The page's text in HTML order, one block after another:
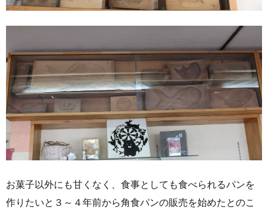
お菓子以外にも甘くなく、食事としても食べられるパンを
作りたいと３～４年前から角食パンの販売を始めたとのこ